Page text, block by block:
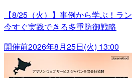
【8/25（火）】事例から学ぶ！ラ
今すぐ実践できる多重防御戦略
開催前2026年8月25日(火) 13:00